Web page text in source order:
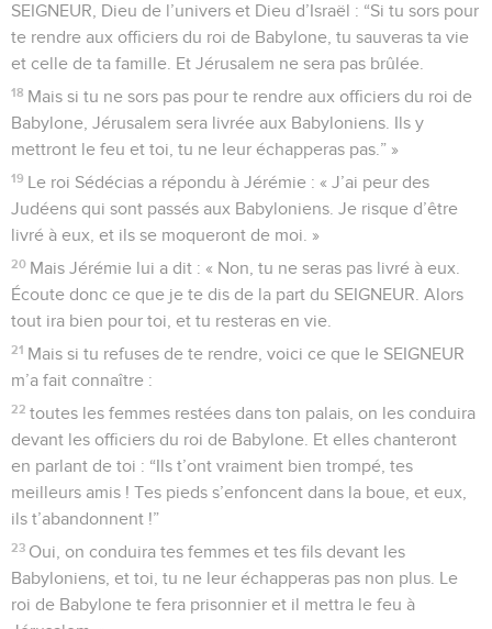
SEIGNEUR, Dieu de l’univers et Dieu d’Israël : “Si tu sors pour
te rendre aux officiers du roi de Babylone, tu sauveras ta vie
et celle de ta famille. Et Jérusalem ne sera pas brûlée.
18 Mais si tu ne sors pas pour te rendre aux officiers du roi de
Babylone, Jérusalem sera livrée aux Babyloniens. Ils y
mettront le feu et toi, tu ne leur échapperas pas.” »
19 Le roi Sédécias a répondu à Jérémie : « J’ai peur des
Judéens qui sont passés aux Babyloniens. Je risque d’être
livré à eux, et ils se moqueront de moi. »
20 Mais Jérémie lui a dit : « Non, tu ne seras pas livré à eux.
Écoute donc ce que je te dis de la part du SEIGNEUR. Alors
tout ira bien pour toi, et tu resteras en vie.
21 Mais si tu refuses de te rendre, voici ce que le SEIGNEUR
m’a fait connaître :
22 toutes les femmes restées dans ton palais, on les conduira
devant les officiers du roi de Babylone. Et elles chanteront
en parlant de toi : “Ils t’ont vraiment bien trompé, tes
meilleurs amis ! Tes pieds s’enfoncent dans la boue, et eux,
ils t’abandonnent !”
23 Oui, on conduira tes femmes et tes fils devant les
Babyloniens, et toi, tu ne leur échapperas pas non plus. Le
roi de Babylone te fera prisonnier et il mettra le feu à